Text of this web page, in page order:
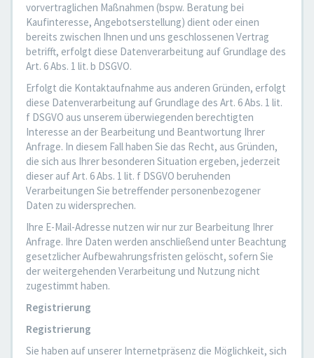
vorvertraglichen Maßnahmen (bspw. Beratung bei
Kaufinteresse, Angebotserstellung) dient oder einen
bereits zwischen Ihnen und uns geschlossenen Vertrag
betrifft, erfolgt diese Datenverarbeitung auf Grundlage des
Art. 6 Abs. 1 lit. b DSGVO.
Erfolgt die Kontaktaufnahme aus anderen Gründen, erfolgt
diese Datenverarbeitung auf Grundlage des Art. 6 Abs. 1 lit.
f DSGVO aus unserem überwiegenden berechtigten
Interesse an der Bearbeitung und Beantwortung Ihrer
Anfrage. In diesem Fall haben Sie das Recht, aus Gründen,
die sich aus Ihrer besonderen Situation ergeben, jederzeit
dieser auf Art. 6 Abs. 1 lit. f DSGVO beruhenden
Verarbeitungen Sie betreffender personenbezogener
Daten zu widersprechen.
Ihre E-Mail-Adresse nutzen wir nur zur Bearbeitung Ihrer
Anfrage. Ihre Daten werden anschließend unter Beachtung
gesetzlicher Aufbewahrungsfristen gelöscht, sofern Sie
der weitergehenden Verarbeitung und Nutzung nicht
zugestimmt haben.
Registrierung
Registrierung
Sie haben auf unserer Internetpräsenz die Möglichkeit, sich